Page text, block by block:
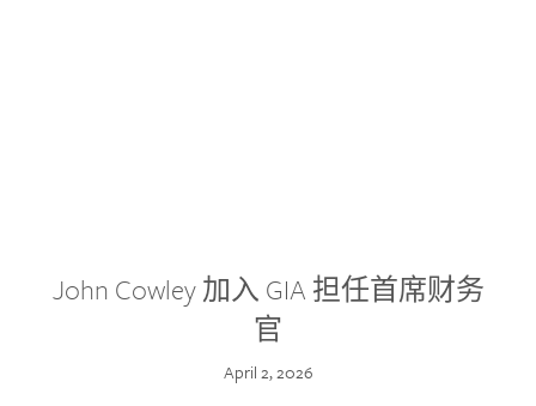
John Cowley 加入 GIA 担任首席财务
官
April 2, 2026